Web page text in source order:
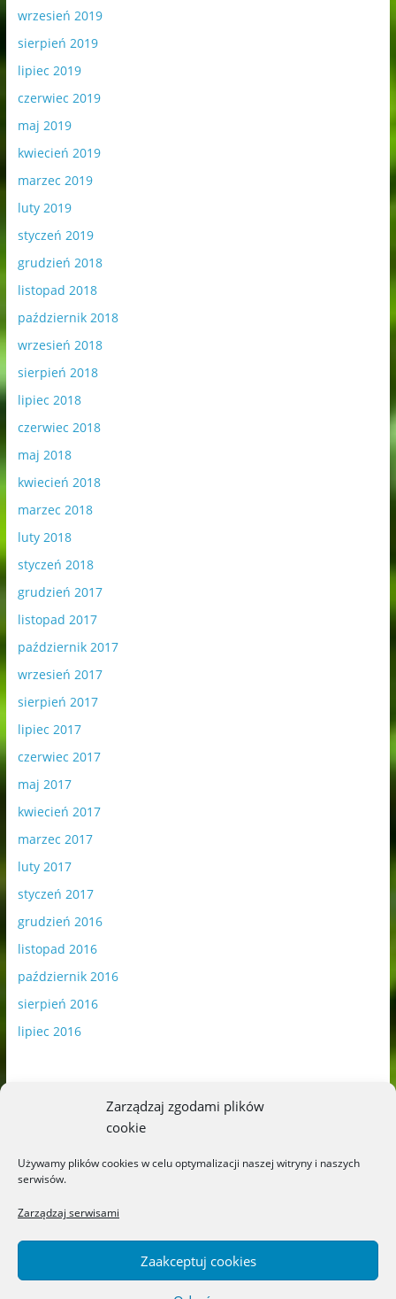
Zarządzaj zgodami plików
cookie
Używamy plików cookies w celu optymalizacji naszej witryny i naszych
serwisów.
Zarządzaj serwisami
Zaakceptuj cookies
wrzesień 2019
sierpień 2019
lipiec 2019
czerwiec 2019
maj 2019
kwiecień 2019
marzec 2019
luty 2019
styczeń 2019
grudzień 2018
listopad 2018
październik 2018
wrzesień 2018
sierpień 2018
lipiec 2018
czerwiec 2018
maj 2018
kwiecień 2018
marzec 2018
luty 2018
styczeń 2018
grudzień 2017
listopad 2017
październik 2017
wrzesień 2017
sierpień 2017
lipiec 2017
czerwiec 2017
maj 2017
kwiecień 2017
marzec 2017
luty 2017
styczeń 2017
grudzień 2016
listopad 2016
październik 2016
sierpień 2016
lipiec 2016